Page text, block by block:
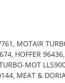
MOTAIR
HOFFER
MOT
MEAT &